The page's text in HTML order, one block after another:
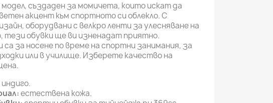
създаден за момичета, които искат да
акцент към спортното си облекло. С
оборудвани с велкро ленти за улесняване на
тези обувки ще ви изненадат приятно.
за носене по време на спортни занимания, за
или в училище. Изберете качество на
индиго.
естествена кожа.